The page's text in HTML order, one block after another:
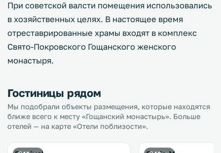
При советской валсти помещения использовались
в хозяйственных целях. В настоящее время
отреставрированные храмы входят в комплекс
Свято-Покровского Гощанского женского
монастыря.
Гостиницы рядом
Мы подобрали объекты размещения, которые находятся
ближе всего к месту «Гощанский монастырь». Больше
отелей — на карте «Отели поблизости».